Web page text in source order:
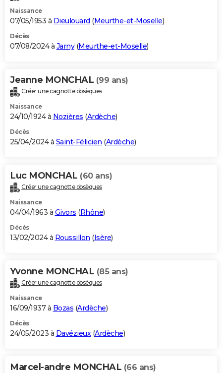
Naissance
07/05/1953 à Dieulouard (Meurthe-et-Moselle)
Décès
07/08/2024 à Jarny(Meurthe-et-Moselle)
Jeanne MONCHAL (99 ans)
Créer une cagnotte obsèques
Naissance
24/10/1924 à Nozières (Ardèche)
Décès
25/04/2024 à Saint-Félicien (Ardèche)
Luc MONCHAL (60 ans)
Créer une cagnotte obsèques
Naissance
04/04/1963 à Givors (Rhône)
Décès
13/02/2024 à Roussillon (Isère)
Yvonne MONCHAL (85 ans)
Créer une cagnotte obsèques
Naissance
16/09/1937 à Bozas (Ardèche)
Décès
24/05/2023 à Davézieux(Ardèche)
Marcel-andre MONCHAL (66 ans)